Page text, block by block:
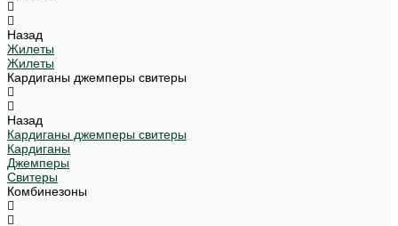
Назад
Жилеты
Жилеты
Кардиганы джемперы свитеры
Назад
Кардиганы джемперы свитеры
Кардиганы
Джемперы
Свитеры
Комбинезоны